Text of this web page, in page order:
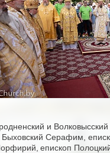
и
Быховский Серафим,
епископ